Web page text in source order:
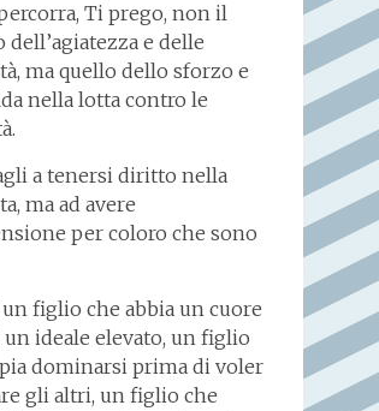
percorra, Ti prego, non il
dell’agiatezza e delle
ma quello dello sforzo e
nella lotta contro le
a tenersi diritto nella
ma ad avere
per coloro che sono
figlio che abbia un cuore
un ideale elevato, un figlio
dominarsi prima di voler
gli altri, un figlio che